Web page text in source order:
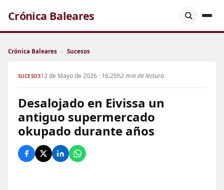
Crónica Baleares
Crónica Baleares › Sucesos
SUCESOS12 de Mayo de 2026 · 16:25h2 min de lectura
Desalojado en Eivissa un
antiguo supermercado
okupado durante años